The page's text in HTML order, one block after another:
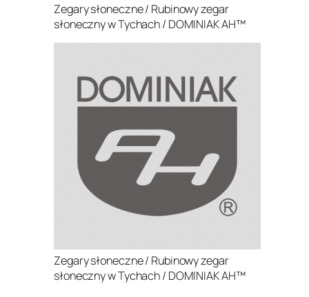
Zegary słoneczne / Rubinowy zegar
słoneczny w Tychach / DOMINIAK AH™
Zegary słoneczne / Rubinowy zegar
słoneczny w Tychach / DOMINIAK AH™